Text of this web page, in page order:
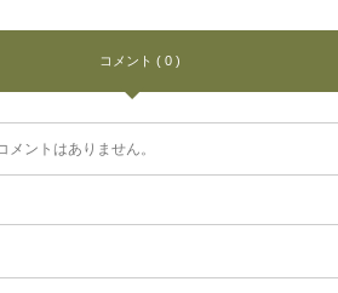
コメント ( 0 )
メントはありません。